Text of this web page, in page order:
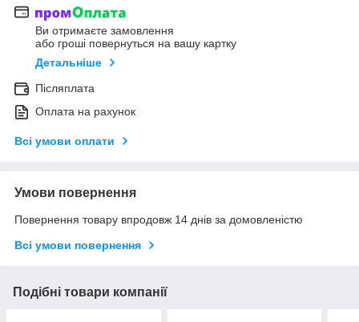
Ви отримаєте замовлення
або гроші повернуться на вашу картку
Детальніше
Післяплата
Оплата на рахунок
Всі умови оплати
Умови повернення
Повернення товару впродовж 14 днів за домовленістю
Всі умови повернення
Подібні товари компанії